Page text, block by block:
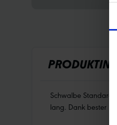
Schwalbe Standard
lang. Dank bester